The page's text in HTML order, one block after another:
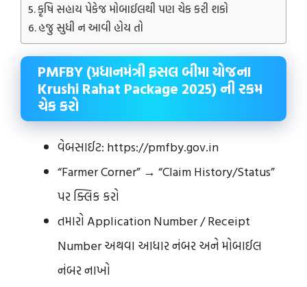
કૃષિ સહાય પેકેજ મોબાઈલથી પણ ચેક કરી શકો
હજુ સુધી ન આવી હોય તો
PMFBY (પ્રધાનમંત્રી ફસલ બીમા યોજના
Krushi Rahat Package 2025) ની રકમ
ચેક કરો
વેબસાઈટ: https://pmfby.gov.in
“Farmer Corner” → “Claim History/Status”
પર ક્લિક કરો
તમારો Application Number / Receipt
Number અથવા આધાર નંબર અને મોબાઈલ
નંબર નાખો